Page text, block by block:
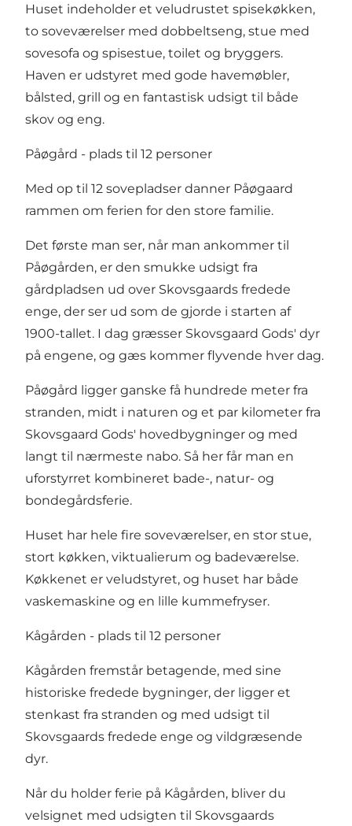
Huset indeholder et veludrustet spisekøkken,
to soveværelser med dobbeltseng, stue med
sovesofa og spisestue, toilet og bryggers.
Haven er udstyret med gode havemøbler,
bålsted, grill og en fantastisk udsigt til både
skov og eng.
Påøgård - plads til 12 personer
Med op til 12 sovepladser danner Påøgaard
rammen om ferien for den store familie.
Det første man ser, når man ankommer til
Påøgården, er den smukke udsigt fra
gårdpladsen ud over Skovsgaards fredede
enge, der ser ud som de gjorde i starten af
1900-tallet. I dag græsser Skovsgaard Gods' dyr
på engene, og gæs kommer flyvende hver dag.
Påøgård ligger ganske få hundrede meter fra
stranden, midt i naturen og et par kilometer fra
Skovsgaard Gods' hovedbygninger og med
langt til nærmeste nabo. Så her får man en
uforstyrret kombineret bade-, natur- og
bondegårdsferie.
Huset har hele fire soveværelser, en stor stue,
stort køkken, viktualierum og badeværelse.
Køkkenet er veludstyret, og huset har både
vaskemaskine og en lille kummefryser.
Kågården - plads til 12 personer
Kågården fremstår betagende, med sine
historiske fredede bygninger, der ligger et
stenkast fra stranden og med udsigt til
Skovsgaards fredede enge og vildgræsende
dyr.
Når du holder ferie på Kågården, bliver du
velsignet med udsigten til Skovsgaards